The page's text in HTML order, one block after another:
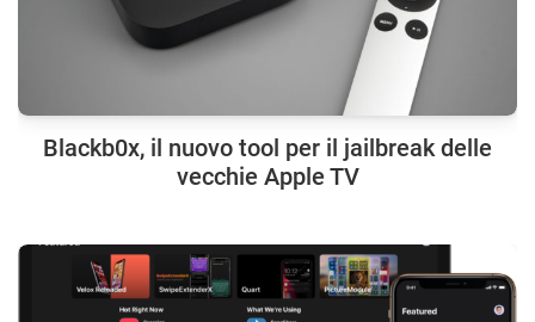
Blackb0x, il nuovo tool per il jailbreak delle
vecchie Apple TV